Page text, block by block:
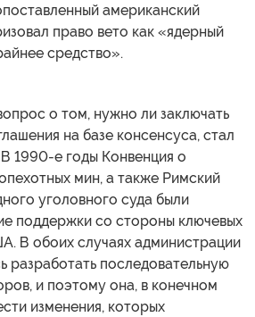
американский
право вето как «ядерный
средство».
о том, нужно ли заключать
на базе консенсуса, стал
1990-е годы Конвенция о
мин, а также Римский
уголовного суда были
поддержки со стороны ключевых
В обоих случаях администрации
разработать последовательную
и поэтому она, в конечном
изменения, которых